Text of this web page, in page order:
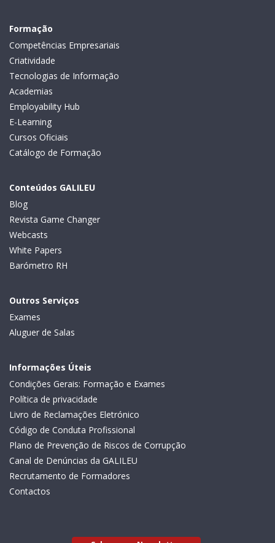
Formação
Competências Empresariais
Criatividade
Tecnologias de Informação
Academias
Employability Hub
E-Learning
Cursos Oficiais
Catálogo de Formação
Conteúdos GALILEU
Blog
Revista Game Changer
Webcasts
White Papers
Barómetro RH
Outros Serviços
Exames
Aluguer de Salas
Informações Úteis
Condições Gerais: Formação e Exames
Política de privacidade
Livro de Reclamações Eletrónico
Código de Conduta Profissional
Plano de Prevenção de Riscos de Corrupção
Canal de Denúncias da GALILEU
Recrutamento de Formadores
Contactos